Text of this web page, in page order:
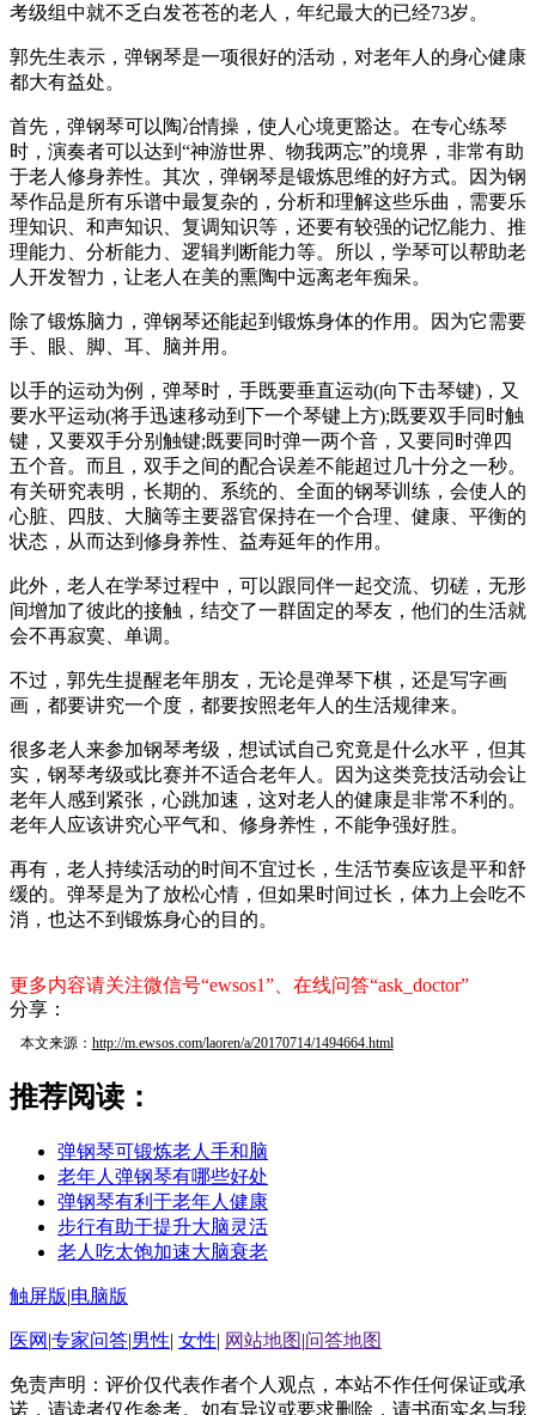
考级组中就不乏白发苍苍的老人，年纪最大的已经73岁。
郭先生表示，弹钢琴是一项很好的活动，对老年人的身心健康
都大有益处。
首先，弹钢琴可以陶冶情操，使人心境更豁达。在专心练琴
时，演奏者可以达到“神游世界、物我两忘”的境界，非常有助
于老人修身养性。其次，弹钢琴是锻炼思维的好方式。因为钢
琴作品是所有乐谱中最复杂的，分析和理解这些乐曲，需要乐
理知识、和声知识、复调知识等，还要有较强的记忆能力、推
理能力、分析能力、逻辑判断能力等。所以，学琴可以帮助老
人开发智力，让老人在美的熏陶中远离老年痴呆。
除了锻炼脑力，弹钢琴还能起到锻炼身体的作用。因为它需要
手、眼、脚、耳、脑并用。
以手的运动为例，弹琴时，手既要垂直运动(向下击琴键)，又
要水平运动(将手迅速移动到下一个琴键上方);既要双手同时触
键，又要双手分别触键;既要同时弹一两个音，又要同时弹四
五个音。而且，双手之间的配合误差不能超过几十分之一秒。
有关研究表明，长期的、系统的、全面的钢琴训练，会使人的
心脏、四肢、大脑等主要器官保持在一个合理、健康、平衡的
状态，从而达到修身养性、益寿延年的作用。
此外，老人在学琴过程中，可以跟同伴一起交流、切磋，无形
间增加了彼此的接触，结交了一群固定的琴友，他们的生活就
会不再寂寞、单调。
不过，郭先生提醒老年朋友，无论是弹琴下棋，还是写字画
画，都要讲究一个度，都要按照老年人的生活规律来。
很多老人来参加钢琴考级，想试试自己究竟是什么水平，但其
实，钢琴考级或比赛并不适合老年人。因为这类竞技活动会让
老年人感到紧张，心跳加速，这对老人的健康是非常不利的。
老年人应该讲究心平气和、修身养性，不能争强好胜。
再有，老人持续活动的时间不宜过长，生活节奏应该是平和舒
缓的。弹琴是为了放松心情，但如果时间过长，体力上会吃不
消，也达不到锻炼身心的目的。
更多内容请关注微信号“ewsos1”、在线问答“ask_doctor”
分享：
本文来源： http://m.ewsos.com/laoren/a/20170714/1494664.html
推荐阅读：
弹钢琴可锻炼老人手和脑
老年人弹钢琴有哪些好处
弹钢琴有利于老年人健康
步行有助于提升大脑灵活
老人吃太饱加速大脑衰老
触屏版|电脑版
医网 |专家问答|男性| 女性| 网站地图 |问答地图
免责声明：评价仅代表作者个人观点，本站不作任何保证或承
诺，请读者仅作参考。如有异议或要求删除，请书面实名与我